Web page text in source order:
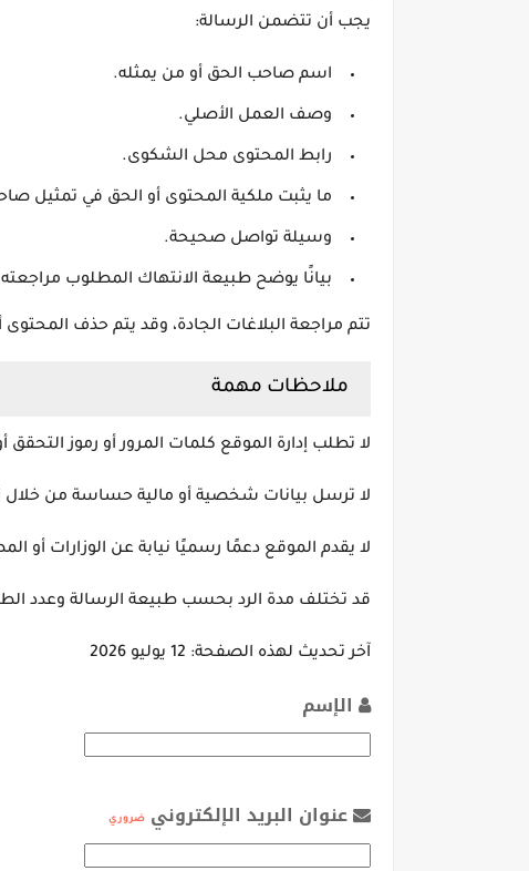
يجب أن تتضمن الرسالة:
اسم صاحب الحق أو من يمثله.
وصف العمل الأصلي.
رابط المحتوى محل الشكوى.
ما يثبت ملكية المحتوى أو الحق في تمثيل
وسيلة تواصل صحيحة.
بيانًا يوضح طبيعة الانتهاك المطلوب
تتم مراجعة البلاغات الجادة، وقد يتم حذف المحتوى
ملاحظات مهمة
لا تطلب إدارة الموقع كلمات المرور أو رموز التحقق
لا ترسل بيانات شخصية أو مالية حساسة من خلال
لا يقدم الموقع دعمًا رسميًا نيابة عن الوزارات أو
قد تختلف مدة الرد بحسب طبيعة الرسالة وعدد
آخر تحديث لهذه الصفحة: 12 يوليو 2026
الإسم
عنوان البريد الإلكتروني ضروري